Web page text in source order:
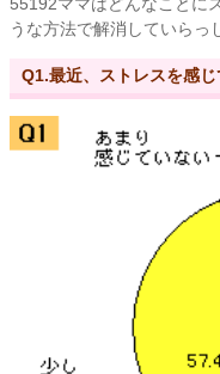
うな方法で解消していらっ
Q1.最近、ストレスを感じ